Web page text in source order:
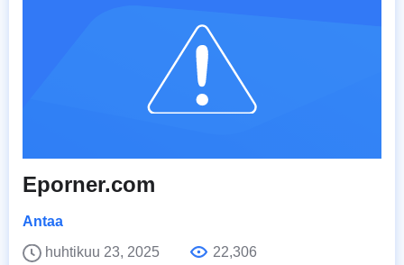
Eporner.com
Antaa
huhtikuu 23, 2025
22,306